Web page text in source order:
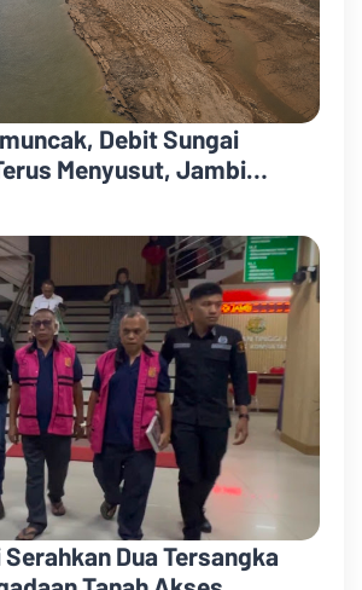
Debit Sungai
Menyusut, Jambi
Krisis Air Bersih dan
Dua Tersangka